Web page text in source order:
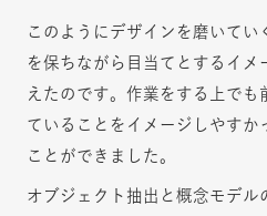
このようにデザインを磨いてい
を保ちながら目当てとするイメ
えたのです。作業をする上でも
ていることをイメージしやすか
ことができました。
オブジェクト抽出と概念モデル